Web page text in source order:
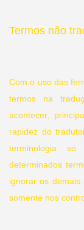
Termos não
Com o uso das
termos na
acontecer,
rapidez do
terminologia
determinados
ignorar os
somente nos